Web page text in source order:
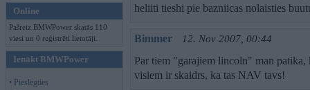
Online
Pašreiz BMWPower skatās 110
viesi un 0 reģistrēti lietotāji.
Ienākt BMWPower
• Pieslēgties
heliiti tieshi pie bazniicas nolaisties
Bimmer 12. Nov 2007, 00:44
Par tiem "garajiem lincoln" man patika,
visiem ir skaidrs, ka tas NAV tavs!